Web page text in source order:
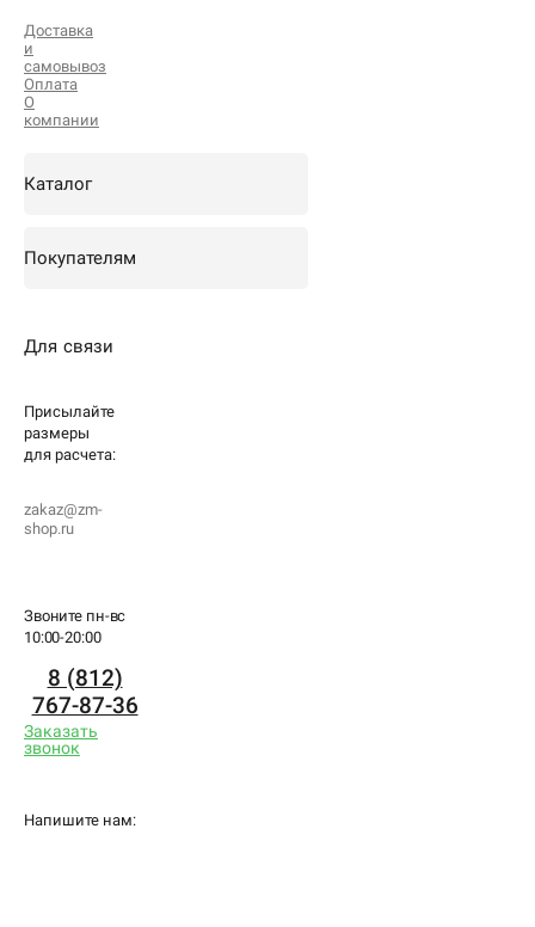
Доставка
и
самовывоз
Оплата
О
компании
Каталог
Покупателям
Для связи
Присылайте
размеры
для расчета:
zakaz@zm-
shop.ru
Звоните пн-вс
10:00-20:00
8 (812)
767-87-36
Заказать
звонок
Напишите нам: